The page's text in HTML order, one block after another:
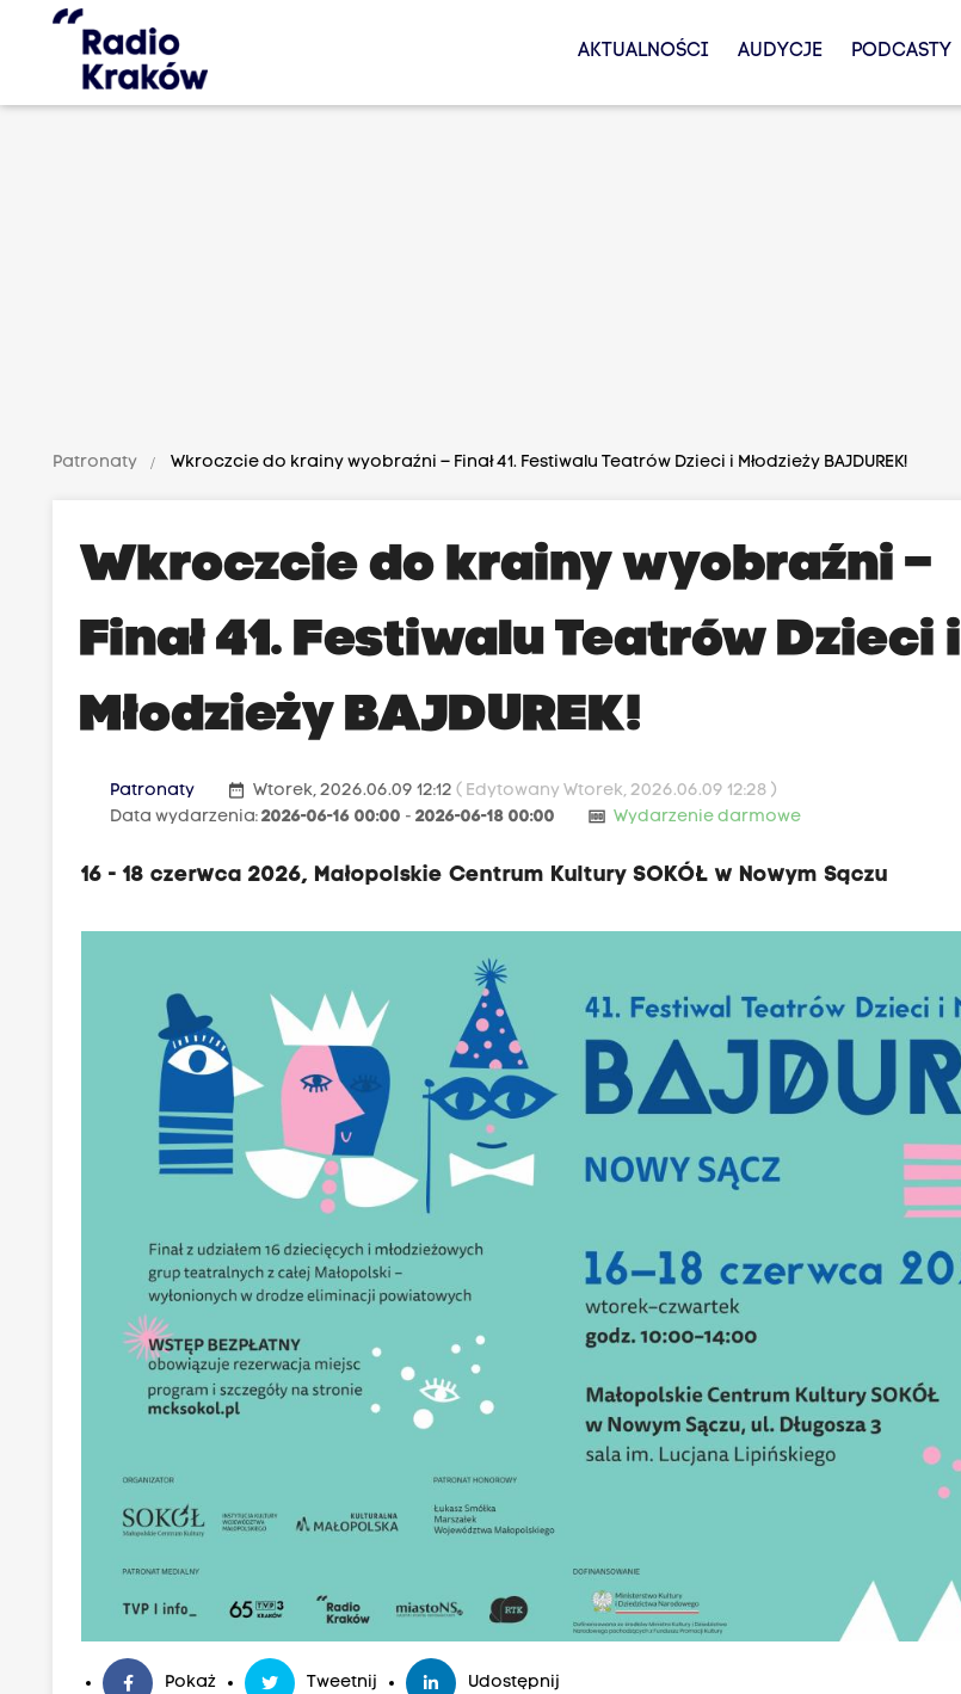
AKTUALNOŚCI AUDYCJE PODCASTY
Patronaty Wkroczcie do krainy wyobraźni – Finał 41. Festiwalu Teatrów Dzieci i Młodzieży BAJDUREK!
Wkroczcie do krainy wyobraźni –
Finał 41. Festiwalu Teatrów Dzieci i
Młodzieży BAJDUREK!
Patronaty date_range Wtorek, 2026.06.09 12:12( Edytowany Wtorek, 2026.06.09 12:28 )
Data wydarzenia:2026-06-16 00:00 -2026-06-18 00:00 money Wydarzenie darmowe
16 - 18 czerwca 2026, Małopolskie Centrum Kultury SOKÓŁ w Nowym Sączu
Pokaż Tweetnij Udostępnij